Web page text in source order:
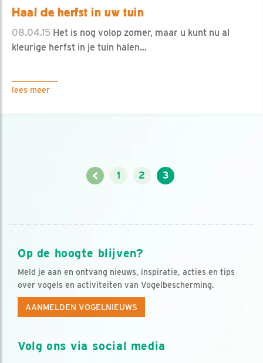
Haal de herfst in uw tuin
08.04.15 Het is nog volop zomer, maar u kunt nu al
kleurige herfst in je tuin halen...
lees meer
< 1 2 3
Op de hoogte blijven?
Meld je aan en ontvang nieuws, inspiratie, acties en tips
over vogels en activiteiten van Vogelbescherming.
AANMELDEN VOGELNIEUWS
Volg ons via social media